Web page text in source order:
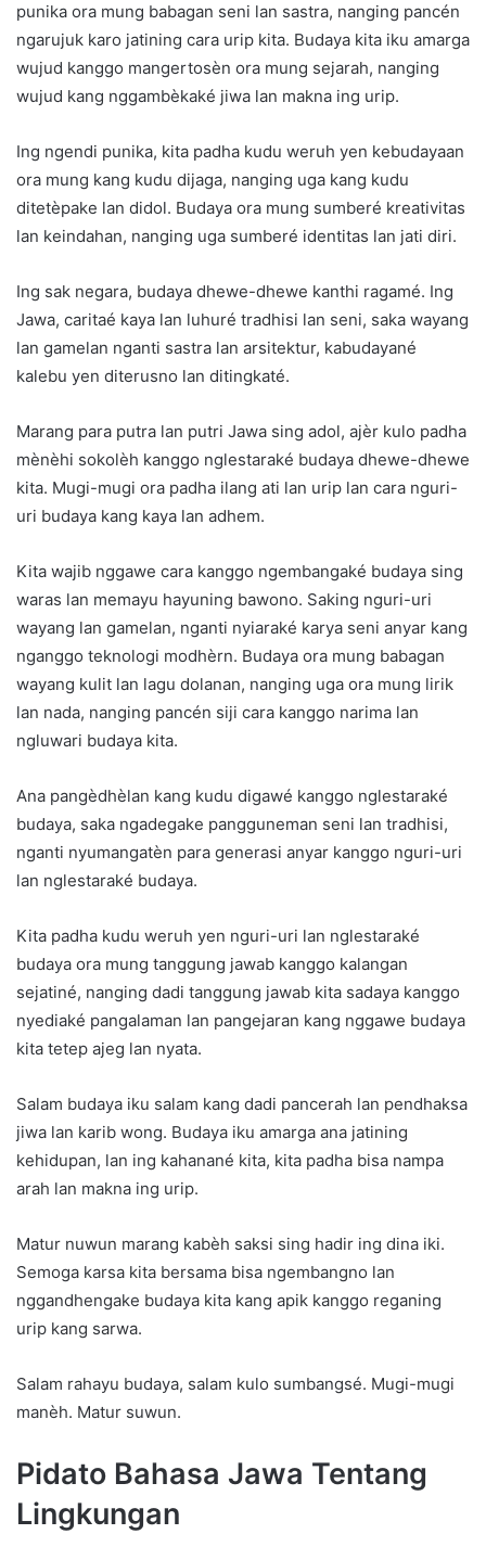
punika ora mung babagan seni lan sastra, nanging pancén
ngarujuk karo jatining cara urip kita. Budaya kita iku amarga
wujud kanggo mangertosèn ora mung sejarah, nanging
wujud kang nggambèkaké jiwa lan makna ing urip.
Ing ngendi punika, kita padha kudu weruh yen kebudayaan
ora mung kang kudu dijaga, nanging uga kang kudu
ditetèpake lan didol. Budaya ora mung sumberé kreativitas
lan keindahan, nanging uga sumberé identitas lan jati diri.
Ing sak negara, budaya dhewe-dhewe kanthi ragamé. Ing
Jawa, caritaé kaya lan luhuré tradhisi lan seni, saka wayang
lan gamelan nganti sastra lan arsitektur, kabudayané
kalebu yen diterusno lan ditingkaté.
Marang para putra lan putri Jawa sing adol, ajèr kulo padha
mènèhi sokolèh kanggo nglestaraké budaya dhewe-dhewe
kita. Mugi-mugi ora padha ilang ati lan urip lan cara nguri-
uri budaya kang kaya lan adhem.
Kita wajib nggawe cara kanggo ngembangaké budaya sing
waras lan memayu hayuning bawono. Saking nguri-uri
wayang lan gamelan, nganti nyiaraké karya seni anyar kang
nganggo teknologi modhèrn. Budaya ora mung babagan
wayang kulit lan lagu dolanan, nanging uga ora mung lirik
lan nada, nanging pancén siji cara kanggo narima lan
ngluwari budaya kita.
Ana pangèdhèlan kang kudu digawé kanggo nglestaraké
budaya, saka ngadegake pangguneman seni lan tradhisi,
nganti nyumangatèn para generasi anyar kanggo nguri-uri
lan nglestaraké budaya.
Kita padha kudu weruh yen nguri-uri lan nglestaraké
budaya ora mung tanggung jawab kanggo kalangan
sejatiné, nanging dadi tanggung jawab kita sadaya kanggo
nyediaké pangalaman lan pangejaran kang nggawe budaya
kita tetep ajeg lan nyata.
Salam budaya iku salam kang dadi pancerah lan pendhaksa
jiwa lan karib wong. Budaya iku amarga ana jatining
kehidupan, lan ing kahanané kita, kita padha bisa nampa
arah lan makna ing urip.
Matur nuwun marang kabèh saksi sing hadir ing dina iki.
Semoga karsa kita bersama bisa ngembangno lan
nggandhengake budaya kita kang apik kanggo reganing
urip kang sarwa.
Salam rahayu budaya, salam kulo sumbangsé. Mugi-mugi
manèh. Matur suwun.
Pidato Bahasa Jawa Tentang
Lingkungan